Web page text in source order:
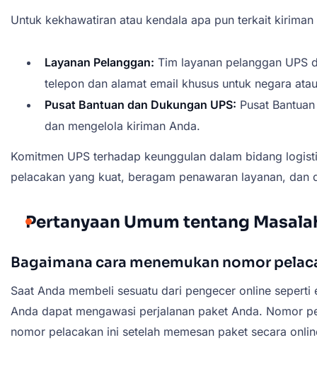
Untuk kekhawatiran atau kendala apa pun terkait
Layanan Pelanggan: Tim layanan pelanggan UPS
telepon dan alamat email khusus untuk negara
Pusat Bantuan dan Dukungan UPS: Pusat
dan mengelola kiriman Anda.
Komitmen UPS terhadap keunggulan dalam bidang
pelacakan yang kuat, beragam penawaran layanan,
Pertanyaan Umum tentang
Bagaimana cara menemukan nomor
Saat Anda membeli sesuatu dari pengecer online
Anda dapat mengawasi perjalanan paket Anda. Nomor
nomor pelacakan ini setelah memesan paket secara